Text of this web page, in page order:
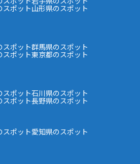
スポット山形県のスポット
スポット群馬県のスポット
スポット東京都のスポット
スポット石川県のスポット
スポット長野県のスポット
スポット愛知県のスポット